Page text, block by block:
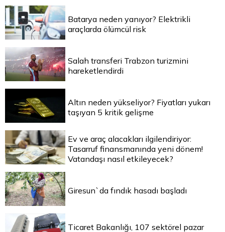
Batarya neden yanıyor? Elektrikli
araçlarda ölümcül risk
Salah transferi Trabzon turizmini
hareketlendirdi
Altın neden yükseliyor? Fiyatları yukarı
taşıyan 5 kritik gelişme
Ev ve araç alacakları ilgilendiriyor:
Tasarruf finansmanında yeni dönem!
Vatandaşı nasıl etkileyecek?
Giresun`da fındık hasadı başladı
Ticaret Bakanlığı, 107 sektörel pazar